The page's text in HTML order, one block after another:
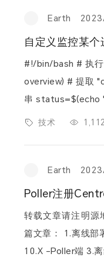
Earth
自定义监控某
#!/bin/bash # 执行 drbd-overview 命令并获取输出 drbd_output=$(drbd-
overview) # 提取 "drbd-overview"输出结果的第三个位置内容的/前面的字符
串 status=$(echo
状态并返回相应的
技术
Earth
转载文章请注明源地
篇文章： 1.离线部署Centreon 22.10.X -Central端 2.离线部署Centreon 22.
10.X -Poller端 3.离线迁移Centreon2.8.X到22.10.X 4.No parent platform w